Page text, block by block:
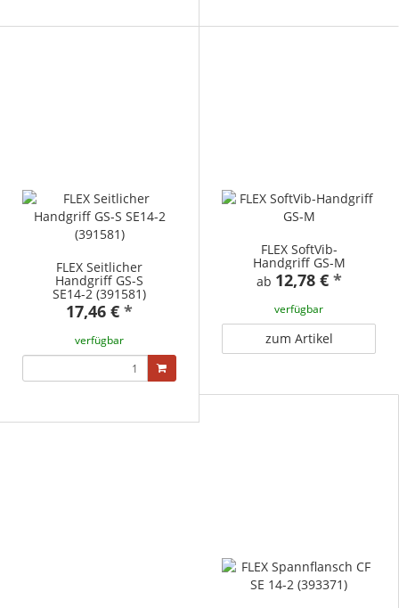
FLEX Seitlicher
Handgriff GS-S
SE14-2 (391581)
17,46 € *
verfügbar
FLEX SoftVib-
Handgriff GS-M
ab 12,78 € *
verfügbar
zum Artikel